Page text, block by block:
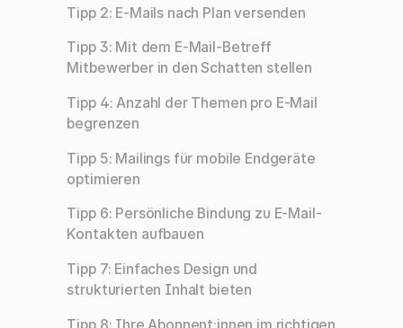
Tipp 2: E-Mails nach Plan versenden
Tipp 3: Mit dem E-Mail-Betreff
Mitbewerber in den Schatten stellen
Tipp 4: Anzahl der Themen pro E-Mail
begrenzen
Tipp 5: Mailings für mobile Endgeräte
optimieren
Tipp 6: Persönliche Bindung zu E-Mail-
Kontakten aufbauen
Tipp 7: Einfaches Design und
strukturierten Inhalt bieten
Tipp 8: Ihre Abonnent:innen im richtigen